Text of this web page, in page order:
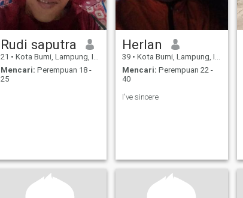
Rudi saputra
21 • Kota Bumi, Lampung, Indonesia
Mencari: Perempuan 18 -
25
Herlan
39 • Kota Bumi, Lampung, Indonesia
Mencari: Perempuan 22 -
40
I've sincere